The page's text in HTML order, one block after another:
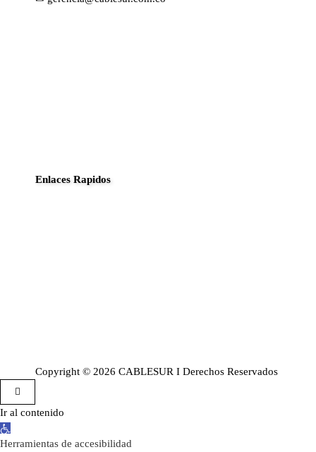
Enlaces Rapidos
Copyright © 2026 CABLESUR I Derechos Reservados
Ir al contenido
Abrir barra de herramientas
Herramientas de accesibilidad